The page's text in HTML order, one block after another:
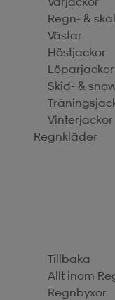
Regn- &
Västar
Höstjackor
Löparjackor
Skid- &
Vinterjackor
Regnkläder
Tillbaka
Allt inom
Regnbyxor